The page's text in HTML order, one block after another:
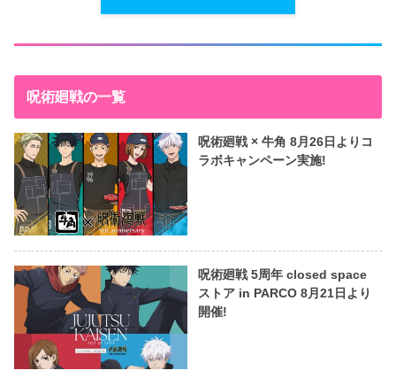
呪術廻戦の一覧
呪術廻戦 × 牛角 8月26日よりコ
ラボキャンペーン実施!
呪術廻戦 5周年 closed space
ストア in PARCO 8月21日より
開催!